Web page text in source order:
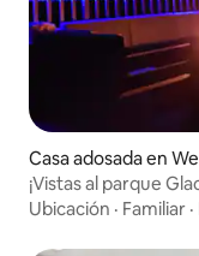
Casa adosada en
¡Vistas al parque
Ubicación · Familiar ·